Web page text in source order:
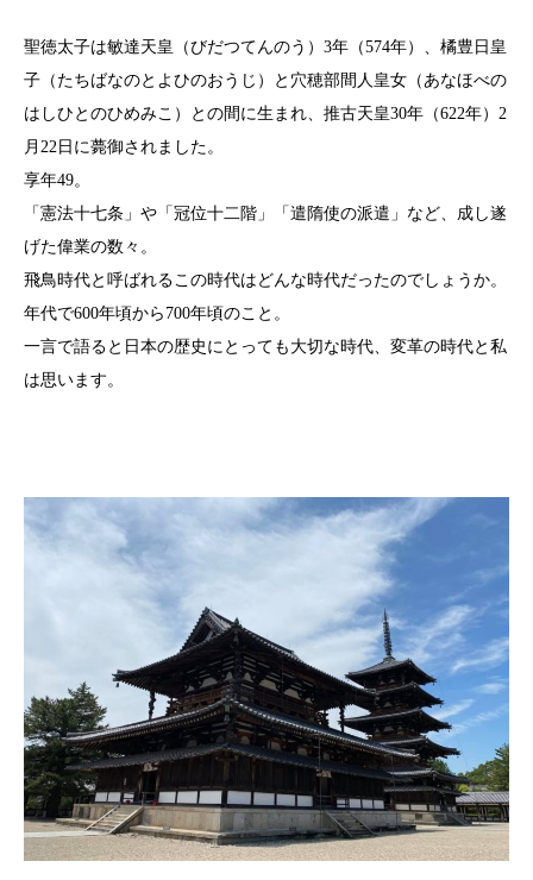
聖徳太子は敏達天皇（びだつてんのう）3年（574年）、橘豊日皇
子（たちばなのとよひのおうじ）と穴穂部間人皇女（あなほべの
はしひとのひめみこ）との間に生まれ、推古天皇30年（622年）2
月22日に薨御されました。
享年49。
「憲法十七条」や「冠位十二階」「遣隋使の派遣」など、成し遂
げた偉業の数々。
飛鳥時代と呼ばれるこの時代はどんな時代だったのでしょうか。
年代で600年頃から700年頃のこと。
一言で語ると日本の歴史にとっても大切な時代、変革の時代と私
は思います。